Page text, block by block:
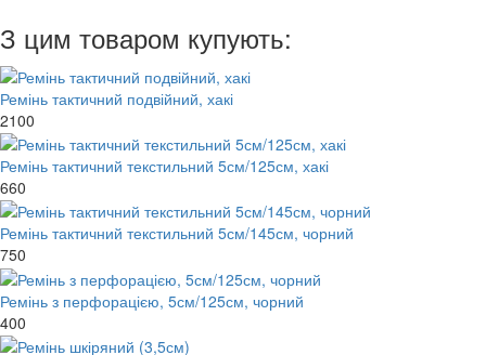
З цим товаром купують:
Ремінь тактичний подвійний, хакі
2100
Ремінь тактичний текстильний 5см/125см, хакі
660
Ремінь тактичний текстильний 5см/145см, чорний
750
Ремінь з перфорацією, 5см/125см, чорний
400